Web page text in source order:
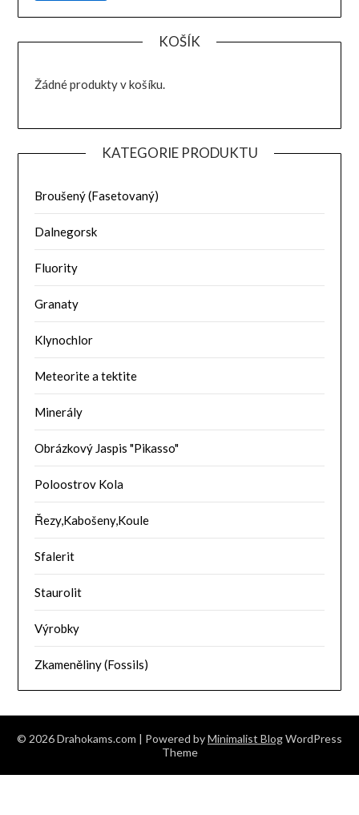
KOŠÍK
Žádné produkty v košíku.
KATEGORIE PRODUKTU
Broušený (Fasetovaný)
Dalnegorsk
Fluority
Granaty
Klynochlor
Meteorite a tektite
Minerály
Obrázkový Jaspis "Pikasso"
Poloostrov Kola
Řezy,Kabošeny,Koule
Sfalerit
Staurolit
Výrobky
Zkameněliny (Fossils)
© 2026 Drahokams.com | Powered byMinimalist BlogWordPress
Theme